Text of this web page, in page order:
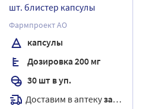
шт. блистер капсулы
Фармпроект АО
капсулы
Дозировка 200 мг
30 шт в уп.
Доставим в аптекузавтра